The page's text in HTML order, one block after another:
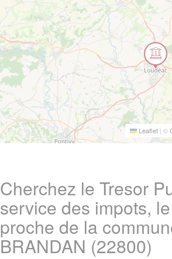
Leaflet | ©
Cherchez le Tresor
service des impots,
proche de la
BRANDAN (22800)